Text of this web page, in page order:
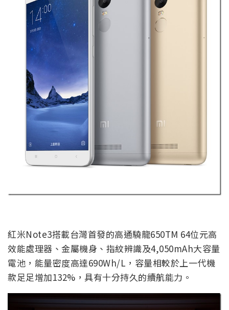
紅米Note3搭載台灣首發的高通驍龍650TM 64位元高
效能處理器、金屬機身、指紋辨識及4,050mAh大容量
電池，能量密度高達690Wh/L，容量相較於上一代機
款足足增加132%，具有十分持久的續航能力。